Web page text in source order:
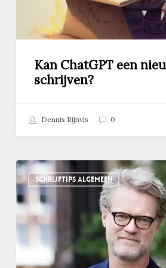
Kan ChatGPT een
schrijven?
Dennis Rijnvis 0
SCHRIJFTIPS ALGEMEEN
Podcast:
zo
werkt
en
schrijft
journalist